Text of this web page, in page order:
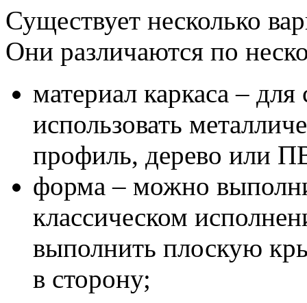
Существует несколько
Они различаются по
материал каркаса –
использовать
профиль, дерево или
форма – можно
классическом
выполнить плоскую
в сторону;